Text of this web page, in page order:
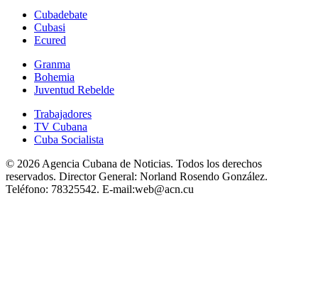
Cubadebate
Cubasi
Ecured
Granma
Bohemia
Juventud Rebelde
Trabajadores
TV Cubana
Cuba Socialista
© 2026 Agencia Cubana de Noticias. Todos los derechos
reservados. Director General: Norland Rosendo González.
Teléfono: 78325542. E-mail:web@acn.cu